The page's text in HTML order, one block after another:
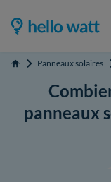
Accueil Panneaux solaires
panneaux